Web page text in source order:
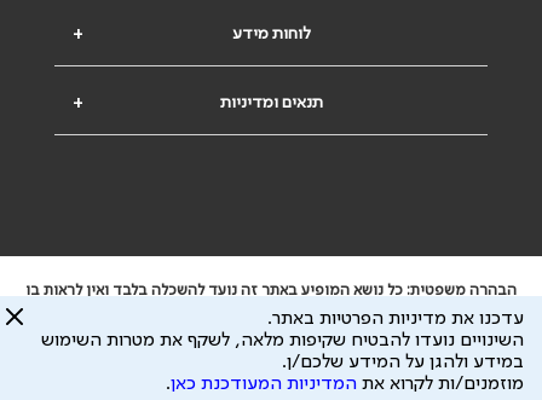
+ לוחות מידע
+ תנאים ומדיניות
הבהרה משפטית: כל נושא המופיע באתר זה נועד להשכלה בלבד ואין לראות בו
ייעוץ רפואי או משפטי. אין הר"י אחראית לתוכן המתפרסם באתר זה ולכל נזק
שעלול להיגרם.
ידוע לי שהר"י אוספת ושומרת מידע אישי לצורך מתן השרות וכי חלק ממנו עשוי
להיות מועבר לצדדים שלישיים, הכל בכפוף למדיניות הפרטיות
עדכנו את מדיניות הפרטיות באתר.
השינויים נועדו להבטיח שקיפות מלאה, לשקף את מטרות השימוש
במידע ולהגן על המידע שלכם/ן.
מוזמנים/ות לקרוא את המדיניות המעודכנת כאן.